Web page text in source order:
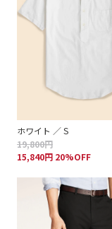
ホワイト ／ S
19,800円
15,840円 20%OFF